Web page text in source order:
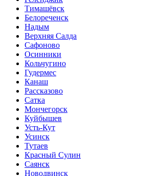
Тимашёвск
Белореченск
Надым
Верхняя Салда
Сафоново
Осинники
Кольчугино
Гудермес
Канаш
Рассказово
Сатка
Мончегорск
Куйбышев
Усть-Кут
Усинск
Тутаев
Красный Сулин
Саянск
Новодвинск